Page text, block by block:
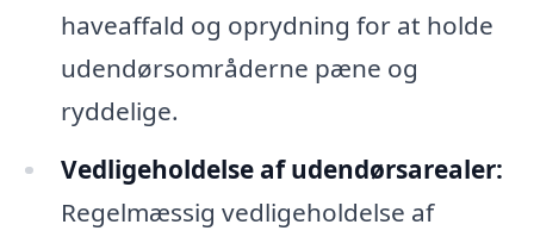
haveaffald og oprydning for at holde
udendørsområderne pæne og
ryddelige.
Vedligeholdelse af udendørsarealer:
Regelmæssig vedligeholdelse af